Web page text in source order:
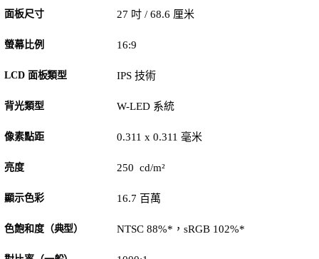
面板尺寸 27 吋 / 68.6 厘米
螢幕比例 16:9
LCD 面板類型 IPS 技術
背光類型 W-LED 系統
像素點距 0.311 x 0.311 毫米
亮度 250 cd/m²
顯示色彩 16.7 百萬
色飽和度（典型） NTSC 88%*，sRGB 102%*